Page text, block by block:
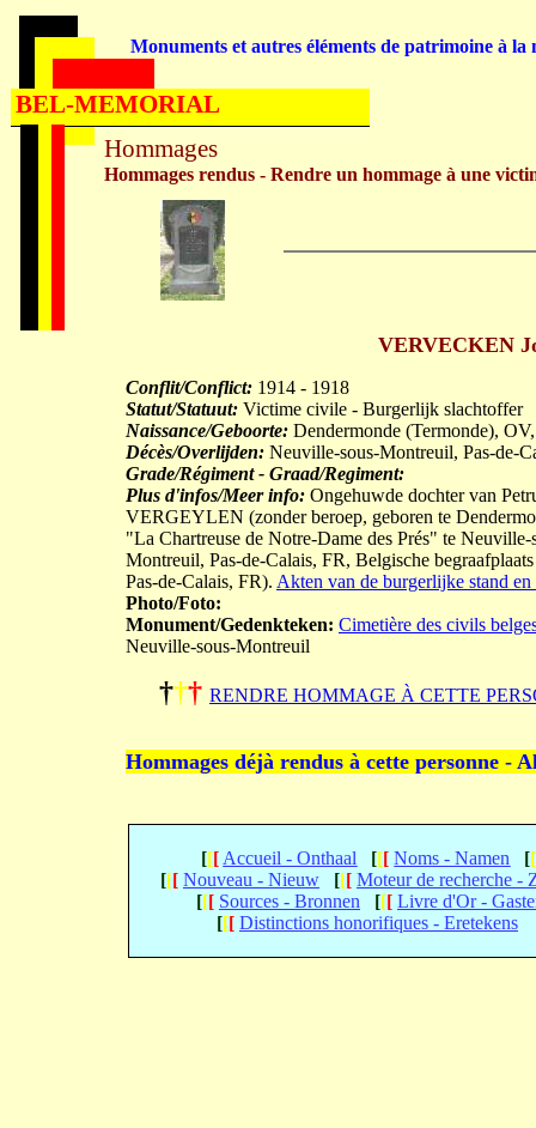
VERVECKEN
Conflit/Conflict: 1914 - 1918
Statut/Statuut: Victime civile - Burgerlijk slachtoffer
Naissance/Geboorte: Dendermonde (Termonde),
Décès/Overlijden: Neuville-sous-Montreuil, Pas-de-
Grade/Régiment - Graad/Regiment:
Plus d'infos/Meer info: Ongehuwde dochter van
VERGEYLEN (zonder beroep, geboren te
"La Chartreuse de Notre-Dame des Prés" te
Montreuil, Pas-de-Calais, FR, Belgische
Pas-de-Calais, FR). Akten van de burgerlijke stand
Photo/Foto:
Monument/Gedenkteken: Cimetière des civils
Neuville-sous-Montreuil
††† RENDRE HOMMAGE À CETTE
Hommages déjà rendus à cette personne -
[[[ Accueil - Onthaal [[[ Noms - Namen [[
[[[ Nouveau - Nieuw [[[ Moteur de recherche -
[[[ Sources - Bronnen [[[ Livre d'Or -
[[[ Distinctions honorifiques - Eretekens
Hommages
Hommages rendus - Rendre un hommage à une
Monuments et autres éléments de patrimoine à la
BEL-MEMORIAL